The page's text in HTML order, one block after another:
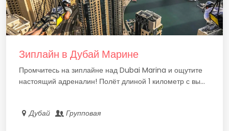
Зиплайн в Дубай Марине
Промчитесь на зиплайне над Dubai Marina и ощутите
настоящий адреналин! Полёт длиной 1 километр с вы...
Дубай Групповая